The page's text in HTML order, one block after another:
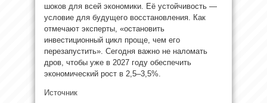
шоков для всей экономики. Её устойчивость —
условие для будущего восстановления. Как
отмечают эксперты, «остановить
инвестиционный цикл проще, чем его
перезапустить». Сегодня важно не наломать
дров, чтобы уже в 2027 году обеспечить
экономический рост в 2,5–3,5%.
Источник